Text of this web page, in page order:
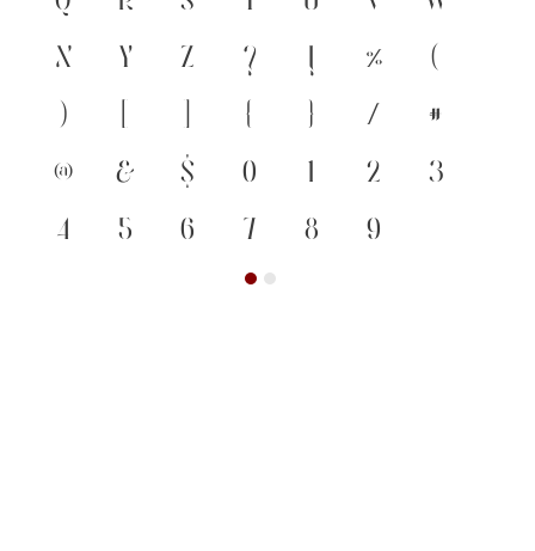
x
y z ? ! %
(
)
[ ] { } /
#
@
& $ 0 1 2
3
4
5 6 7 8 9